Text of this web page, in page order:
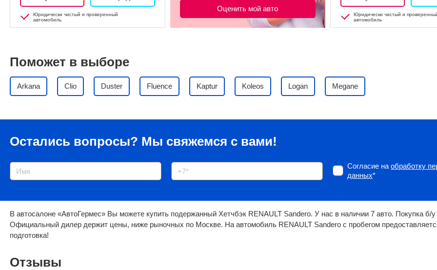
Юридически чистый и проверенный
автомобиль
Оценить мой авто
Юридически чистый и
автомобиль
Поможет в выборе
Arkana Clio Duster Fluence Kaptur Koleos Logan Megane
Остались вопросы? Мы свяжемся с вами!
Согласие на обработку
данных*
В автосалоне «АвтоГермес» Вы можете купить подержанный Хетчбэк RENAULT Sandero. У нас в наличии 7 авто. Покупка
Официальный дилер держит цены, ниже рыночных по Москве. На автомобиль RENAULT Sandero с пробегом
подготовка!
Отзывы